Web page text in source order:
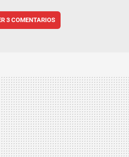
3 COMENTARIOS